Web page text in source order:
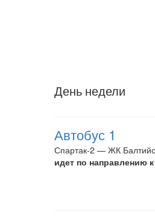
День недели
Автобус 1
Спартак-2 — ЖК
идет по направлению